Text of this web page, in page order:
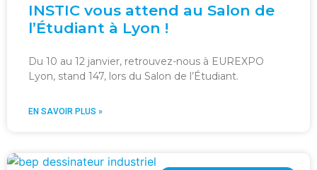
INSTIC vous attend au Salon de
l’Étudiant à Lyon !
Du 10 au 12 janvier, retrouvez-nous à EUREXPO
Lyon, stand 147, lors du Salon de l’Étudiant.
EN SAVOIR PLUS »